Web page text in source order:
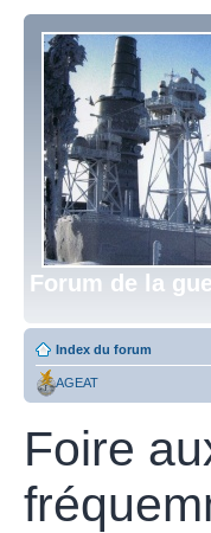
Forum de la
Index du forum
AGEAT
Foire